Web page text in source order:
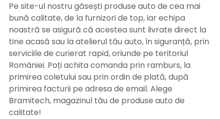
Pe site-ul nostru găsești produse auto de cea mai
bună calitate, de la furnizori de top, iar echipa
noastră se asigură că acestea sunt livrate direct la
tine acasă sau la atelierul tău auto, în siguranță, prin
serviciile de curierat rapid, oriunde pe teritoriul
României. Poți achita comanda prin ramburs, la
primirea coletului sau prin ordin de plată, după
primirea facturii pe adresa de email. Alege
Bramitech, magazinul tău de produse auto de
calitate!